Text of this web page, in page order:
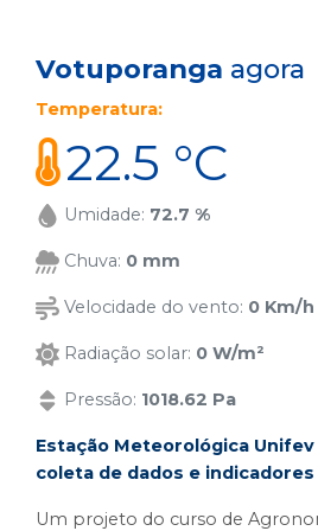
Votuporanga agora
Temperatura:
22.5 °C
Umidade: 72.7 %
Chuva: 0 mm
Velocidade do vento: 0 Km/h
Radiação solar: 0 W/m²
Pressão: 1018.62 Pa
Estação Meteorológica
coleta de dados e
Um projeto do curso de